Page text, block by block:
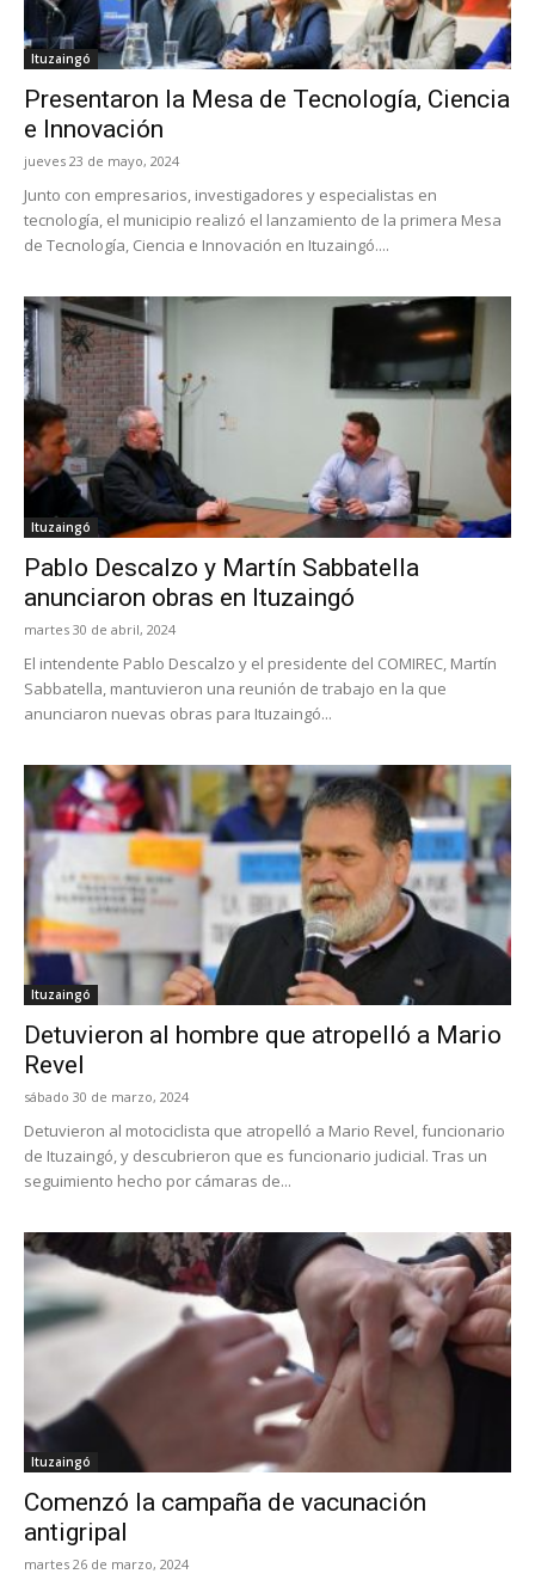
Ituzaingó
Presentaron la Mesa de Tecnología, Ciencia
e Innovación
jueves 23 de mayo, 2024
Junto con empresarios, investigadores y especialistas en
tecnología, el municipio realizó el lanzamiento de la primera Mesa
de Tecnología, Ciencia e Innovación en Ituzaingó....
Ituzaingó
Pablo Descalzo y Martín Sabbatella
anunciaron obras en Ituzaingó
martes 30 de abril, 2024
El intendente Pablo Descalzo y el presidente del COMIREC, Martín
Sabbatella, mantuvieron una reunión de trabajo en la que
anunciaron nuevas obras para Ituzaingó...
Ituzaingó
Detuvieron al hombre que atropelló a Mario
Revel
sábado 30 de marzo, 2024
Detuvieron al motociclista que atropelló a Mario Revel, funcionario
de Ituzaingó, y descubrieron que es funcionario judicial. Tras un
seguimiento hecho por cámaras de...
Ituzaingó
Comenzó la campaña de vacunación
antigripal
martes 26 de marzo, 2024